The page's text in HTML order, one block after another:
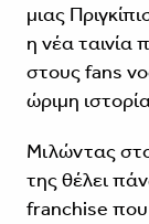
μιας
η νέα ταινία
στους fans
ώριμη
Μιλώντας
της θέλει
franchise που